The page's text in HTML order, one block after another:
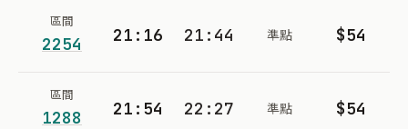
區間
2254 21:16 21:44 準點 $54
區間
1288 21:54 22:27 準點 $54